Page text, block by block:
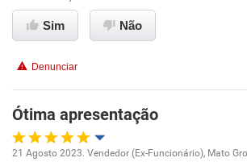
Recomenda esta empresa
Sim Não
Denunciar
Ótima apresentação
21 Agosto 2023. Vendedor (Ex-Funcionário), Mato